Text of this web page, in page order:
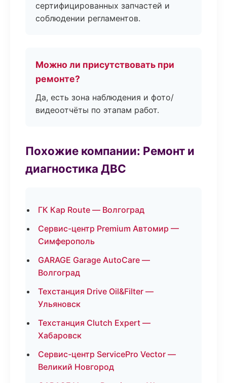
сертифицированных запчастей и
соблюдении регламентов.
Можно ли присутствовать при
ремонте?
Да, есть зона наблюдения и фото/
видеоотчёты по этапам работ.
Похожие компании: Ремонт и
диагностика ДВС
ГК Кар Route — Волгоград
Сервис-центр Premium Автомир —
Симферополь
GARAGE Garage AutoCare —
Волгоград
Техстанция Drive Oil&Filter —
Ульяновск
Техстанция Clutch Expert —
Хабаровск
Сервис-центр ServicePro Vector —
Великий Новгород